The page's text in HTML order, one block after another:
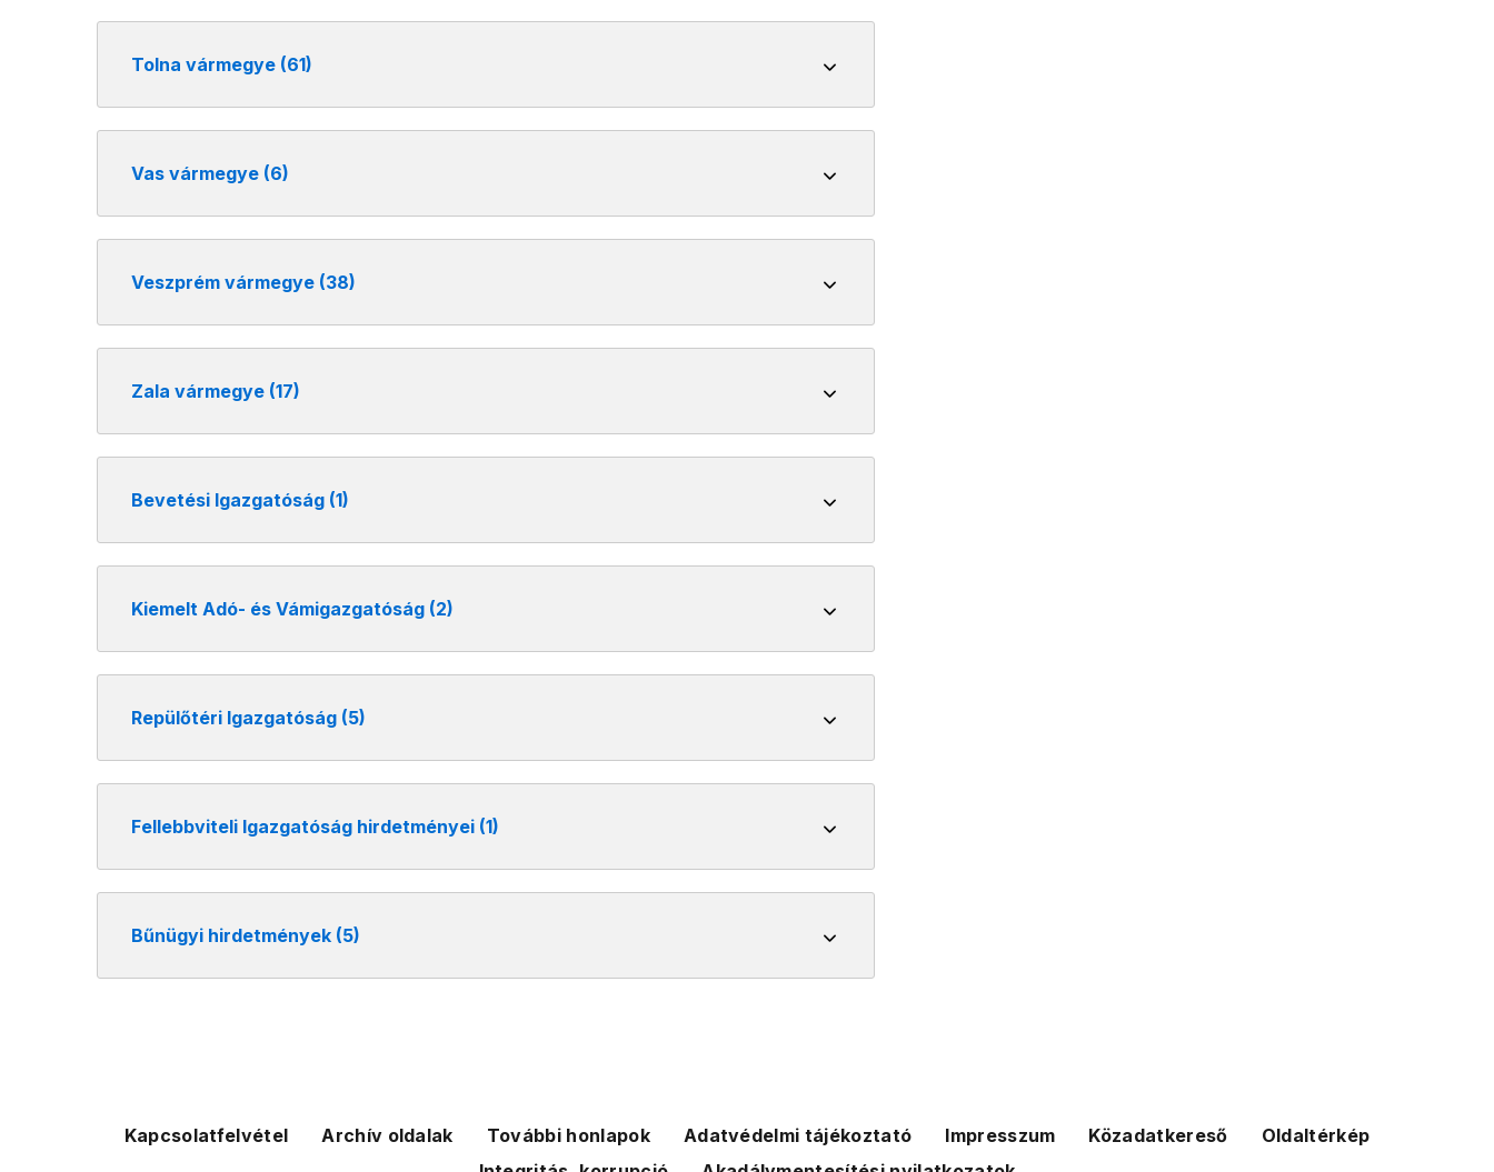
Tolna vármegye (61)
Vas vármegye (6)
Veszprém vármegye (38)
Zala vármegye (17)
Bevetési Igazgatóság (1)
Kiemelt Adó- és Vámigazgatóság (2)
Repülőtéri Igazgatóság (5)
Fellebbviteli Igazgatóság hirdetményei (1)
Bűnügyi hirdetmények (5)
Kapcsolatfelvétel Archív oldalak További honlapok Adatvédelmi tájékoztató Impresszum Közadatkereső
Oldaltérkép